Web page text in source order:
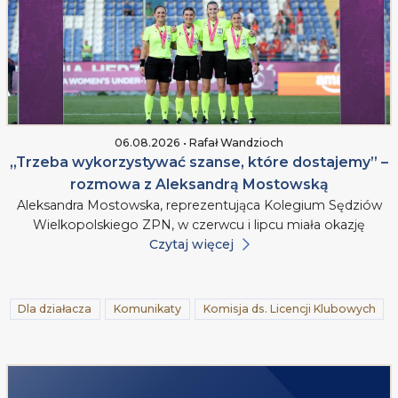
06.08.2026 • Rafał Wandzioch
„Trzeba wykorzystywać szanse, które dostajemy” –
rozmowa z Aleksandrą Mostowską
Aleksandra Mostowska, reprezentująca Kolegium Sędziów
Wielkopolskiego ZPN, w czerwcu i lipcu miała okazję
Czytaj więcej
Dla działacza Komunikaty Komisja ds. Licencji Klubowych